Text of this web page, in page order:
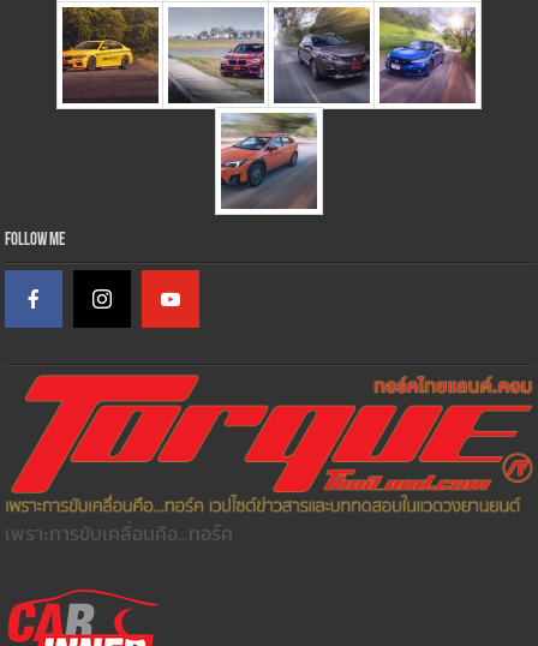
Follow Me
เพราะการขับเคลื่อนคือ...ทอร์ค